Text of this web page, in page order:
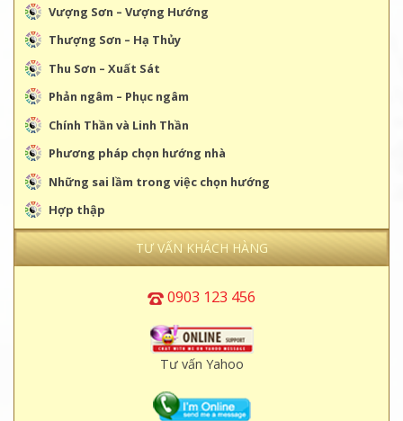
Vượng Sơn – Vượng Hướng
Thượng Sơn – Hạ Thủy
Thu Sơn – Xuất Sát
Phản ngâm – Phục ngâm
Chính Thần và Linh Thần
Phương pháp chọn hướng nhà
Những sai lầm trong việc chọn hướng
Hợp thập
TƯ VẤN KHÁCH HÀNG
0903 123 456
Tư vấn Yahoo